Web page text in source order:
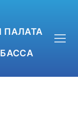
ПАЛАТА